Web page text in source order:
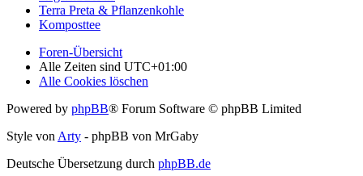
Terra Preta & Pflanzenkohle
Komposttee
Foren-Übersicht
Alle Zeiten sind UTC+01:00
Alle Cookies löschen
Powered by phpBB® Forum Software © phpBB Limited
Style von Arty - phpBB von MrGaby
Deutsche Übersetzung durch phpBB.de